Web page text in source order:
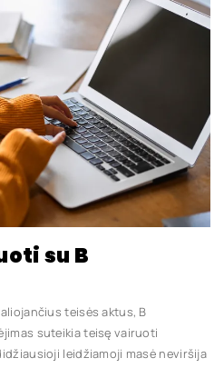
su B
teisės aktus, B
suteikia teisę vairuoti
leidžiamoji masė neviršija